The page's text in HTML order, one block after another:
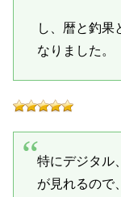
し、暦と釣果
なりました。
特にデジタル
が見れるので